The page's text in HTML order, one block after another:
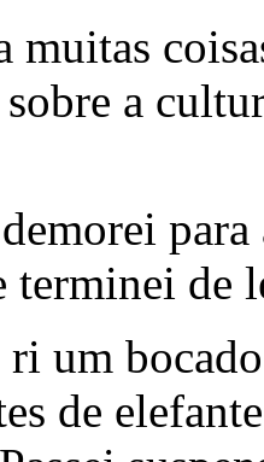
muitas
sobre a
terminei de
um
de